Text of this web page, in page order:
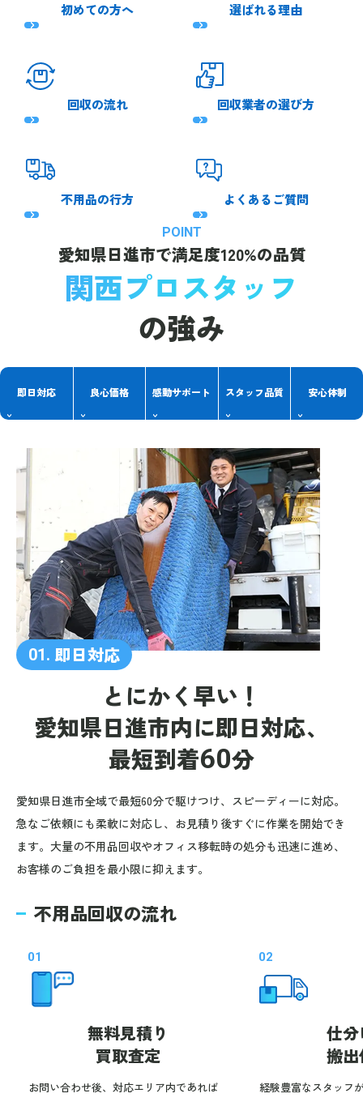
初めての方へ 選ばれる理由
回収の流れ 回収業者の選び方
不用品の行方 よくあるご質問
POINT
愛知県日進市で満足度120%の品質
関西プロスタッフ
の強み
即日対応 良心価格 感動サポート スタッフ品質 安心体制
01. 即日対応
とにかく早い！
愛知県日進市内に即日対応、
最短到着60分
愛知県日進市全域で最短60分で駆けつけ、スピーディーに対応。
急なご依頼にも柔軟に対応し、お見積り後すぐに作業を開始でき
ます。大量の不用品回収やオフィス移転時の処分も迅速に進め、
お客様のご負担を最小限に抑えます。
不用品回収の流れ
01
無料見積り
買取査定
お問い合わせ後、対応エリア内であれば
02
仕
搬
経験豊富なスタッフ